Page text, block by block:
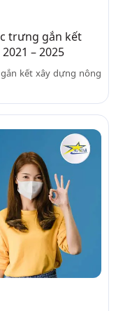
trưng gắn kết
– 2025
kết xây dựng nông